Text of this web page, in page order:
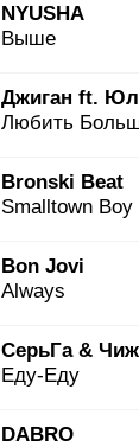
NYUSHA
Выше
Джиган ft.
Любить
Bronski Beat
Smalltown Boy
Bon Jovi
Always
СерьГа &
Еду-Еду
DABRO